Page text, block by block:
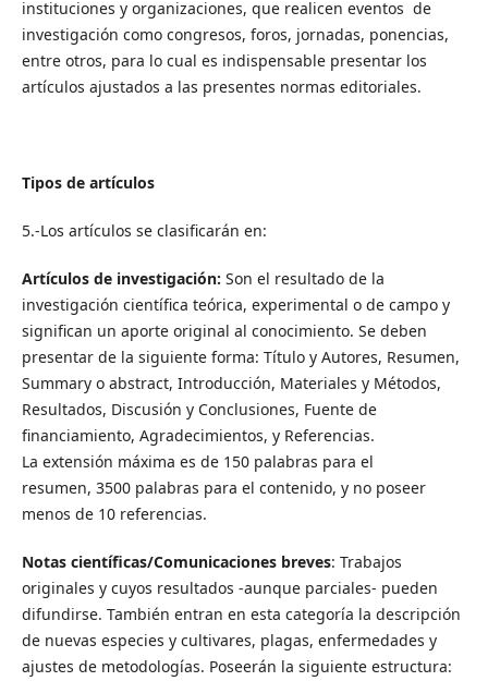
instituciones y organizaciones, que realicen eventos de
investigación como congresos, foros, jornadas, ponencias,
entre otros, para lo cual es indispensable presentar los
artículos ajustados a las presentes normas editoriales.
Tipos de artículos
5.-Los artículos se clasificarán en:
Artículos de investigación: Son el resultado de la
investigación científica teórica, experimental o de campo y
significan un aporte original al conocimiento. Se deben
presentar de la siguiente forma: Título y Autores, Resumen,
Summary o abstract, Introducción, Materiales y Métodos,
Resultados, Discusión y Conclusiones, Fuente de
financiamiento, Agradecimientos, y Referencias.
La extensión máxima es de 150 palabras para el
resumen, 3500 palabras para el contenido, y no poseer
menos de 10 referencias.
Notas científicas/Comunicaciones breves: Trabajos
originales y cuyos resultados -aunque parciales- pueden
difundirse. También entran en esta categoría la descripción
de nuevas especies y cultivares, plagas, enfermedades y
ajustes de metodologías. Poseerán la siguiente estructura: